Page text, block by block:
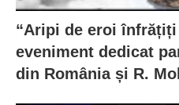
“Aripi de eroi
eveniment dedicat
din România și R.